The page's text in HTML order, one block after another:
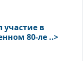
в
80-ле ..>